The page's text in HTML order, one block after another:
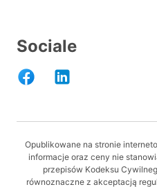
Sociale
Opublikowane na stronie
informacje oraz ceny nie
przepisów Kodeksu
równoznaczne z akceptacją